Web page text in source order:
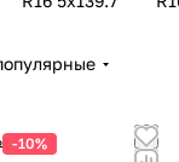
-10%